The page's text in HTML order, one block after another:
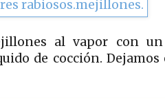
al vapor con
de cocción.